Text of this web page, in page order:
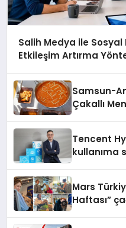
Salih Medya ile
Etkileşim Artırma
Samsun-
Çakallı
Tencent
kullanıma
Mars
Haftası”